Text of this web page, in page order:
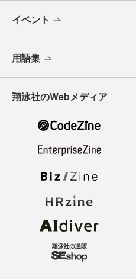
イベント
用語集
翔泳社のWebメディア